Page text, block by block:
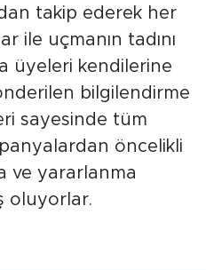
takip ederek her
ile uçmanın tadını
üyeleri kendilerine
bilgilendirme
sayesinde tüm
öncelikli
ve yararlanma
oluyorlar.